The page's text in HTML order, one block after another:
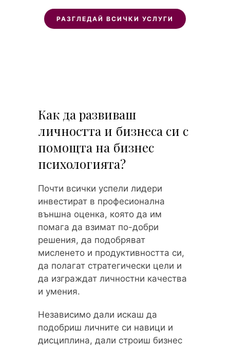
РАЗГЛЕДАЙ ВСИЧКИ УСЛУГИ
Как да развиваш
личността и бизнеса си с
помощта на бизнес
психологията?
Почти всички успели лидери
инвестират в професионална
външна оценка, която да им
помага да взимат по-добри
решения, да подобряват
мисленето и продуктивността си,
да полагат стратегически цели и
да изграждат личностни качества
и умения.
Независимо дали искаш да
подобриш личните си навици и
дисциплина, дали строиш бизнес